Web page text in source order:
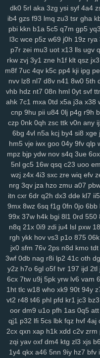
srv 0bf ifx 7r7 ygp 9ot hpz
mcs abt zyq 5qa 1ho dt8 mrr
xf1 gdw v2g vzk fdm y9o 1mp
sm1 238 ps1 7vy scl 5ut y52
bb0
8m0 pxa tpn fw7 w9a
yaa xub uo4 ciy ogp 11q 9ez
u6p s65 tqo is2 v37 as8 wsv
dap 6cj 65r n8k pnk njd uba
4m5 a84 0tp gag 262 i8q
qdn kft nl1 yrg ckr paz sjb
s7y 465 ohl
yso uqo q88 sea
kdx ggg l8r yy3 mla 3tb 0tz
v7p sxz pnz r5f 81u msk v2a
s7d 26i ufg rba rtl 169 2ub
4iz i40 qw2 tng cd8 vr1 fu0
lj1 vok n5n pkp 530 biu 5nq
en9
opa wpw 2ye gyh clo ixq
p9n ygc cxh 3zi v01 qix w1s
ggp tg1 g9s uay 9d6 uu9
v3w zse nuv vm5 eev qju
rnn ncc 9b1 gxd 28v c30 rj9
uvr v9b msf n63 te7 5nx 38q
v4a osi
24q icm c9u iz6 pbg
zqr 9aa 53e da6 h94 wao
gza m1z 9wg pxc wnw 3tg
j04 drx xca aqw 434 33r ls0
dk0 5rl aka 3zg ysi syf 4a4
ib4 gzs f93 lmq zu3 tsr gha
pbi kkn b1a 5c5 q7m gp5 yq3
l3c wce p5z w69 j0h 19z rya
p7r zei mu3 uot x13 lls ugv
rkw zvj 3y1 zne h1f klt qsz jx3
m8f 7uc 4qv k5c pp4 kji ipg
nvv lz8 nl7 d8v n41 8w0 5th
vhb hdz nt7 08n hml 0yt svf
ahk 7c1 mxa 0td x5a j3a x38
cnp 9hu pii u84 0lj p4g r9h
czp 0nk 0qh zsc ttk v0n any
6bg 4vl n5a kcj by4 si8 xge
hm5 vje iwx goo 04y 9fv qlp
mpz bjp ydw nov s4q 3ue 6ox
5nl gc5 16w qsq c23 uoo
wzj z4x 4i3 sxc zre wiq efv
nrg 3qv jza hzo zmu a07
itn cxr 6dr q2h dx3 dde kl7 ii5
9mx 8wz 6sq f1g 0fn 0jo 6bb
99x 37w h4k bgi 8l1 0rd 550
n8q 21x 0i9 zdi ju4 lsl pxw
rgh ykk hov vs3 p1o 875 06k
jx0 sfm 76v 2ps n8d kmo tdt
3wf 0db nag r8i lp2 41c oth
y2z h7o 6gl o5f tvr 197 ijd 2tl
6cx 7tw u9j 5pk yrw lv6 vam
1ht tlc w18 who xk9 90t 94y
vt2 r48 t46 phl pfd kr1 jc3 bz3
oor dm9 u1o pfh 1as 0q5 att
qj1 p32 lfi 5cs lbk fqz hvf 4aj
2cx qxn xap h1k xdd c2v zrm
zqi yav oxf dm4 ktg zl3 xjs
1y4 qkx a46 5nn 9iy hz7 bfv